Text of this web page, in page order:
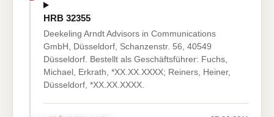
HRB 32355
Deekeling Arndt Advisors in Communications
GmbH, Düsseldorf, Schanzenstr. 56, 40549
Düsseldorf. Bestellt als Geschäftsführer: Fuchs,
Michael, Erkrath, *XX.XX.XXXX; Reiners, Heiner,
Düsseldorf, *XX.XX.XXXX.